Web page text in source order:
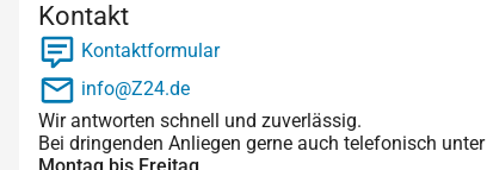
Kontakt
Kontaktformular
info@Z24.de
Wir antworten schnell und zuverlässig.
Bei dringenden Anliegen gerne auch telefonisch unter